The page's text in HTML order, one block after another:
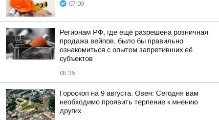
07:09
Регионам РФ, где ещё разрешена розничная
продажа вейпов, было бы правильно
ознакомиться с опытом запретивших её
субъектов
08:36
Гороскоп на 9 августа. Овен: Сегодня вам
необходимо проявить терпение к мнению
других